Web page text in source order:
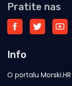
Pratite nas
Info
O portalu Morski.HR